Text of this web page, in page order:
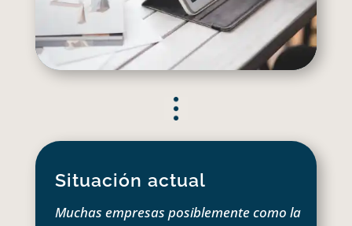
Situación actual
Muchas empresas posiblemente como la